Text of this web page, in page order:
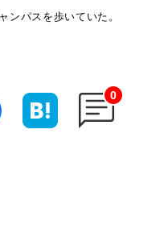
ンパスを歩いていた。
0